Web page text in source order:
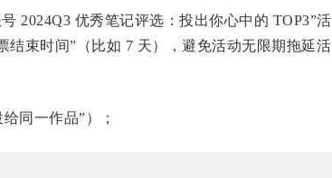
2024Q3 优秀笔记评选：投出你心中的 TOP3”活
结束时间”（比如 7 天），避免活动无限期拖延活
同一作品”）；